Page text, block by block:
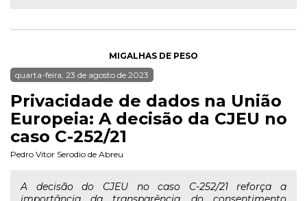
MIGALHAS DE PESO
quarta-feira, 23 de agosto de 2023
Privacidade de dados na União
Europeia: A decisão da CJEU no
caso C-252/21
Pedro Vitor Serodio de Abreu
A decisão do CJEU no caso C-252/21 reforça a